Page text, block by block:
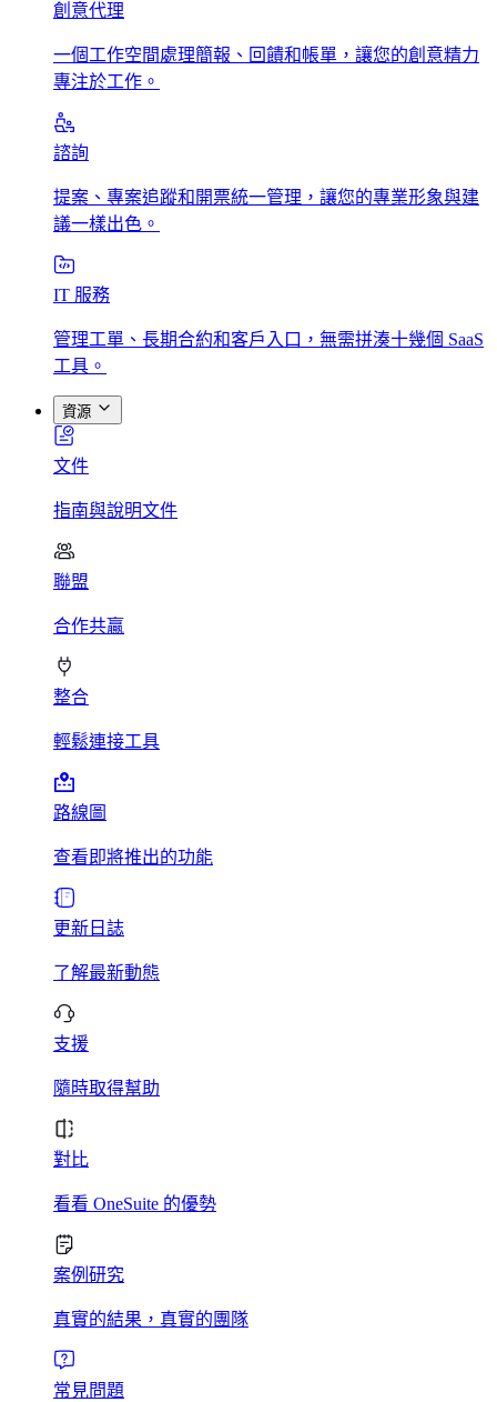
創意代理
一個工作空間處理簡報、回饋和帳單，讓您的創意精力
專注於工作。
諮詢
提案、專案追蹤和開票統一管理，讓您的專業形象與建
議一樣出色。
IT 服務
管理工單、長期合約和客戶入口，無需拼湊十幾個 SaaS
工具。
資源
文件
指南與說明文件
聯盟
合作共贏
整合
輕鬆連接工具
路線圖
查看即將推出的功能
更新日誌
了解最新動態
支援
隨時取得幫助
對比
看看 OneSuite 的優勢
案例研究
真實的結果，真實的團隊
常見問題